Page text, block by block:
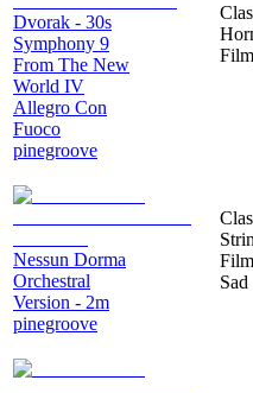
Dvorak - 30s
Symphony 9
From The New
World IV
Allegro Con
Fuoco
pinegroove
Nessun Dorma
Orchestral
Version - 2m
pinegroove
Sad